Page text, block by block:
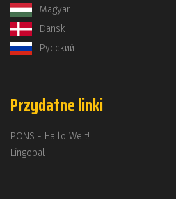
Magyar
Dansk
Русский
Przydatne linki
PONS - Hallo Welt!
Lingopal